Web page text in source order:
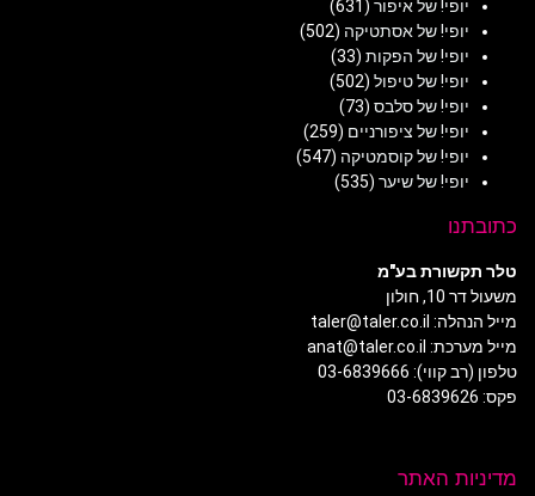
יופי! של איפור (631)
יופי! של אסתטיקה (502)
יופי! של הפקות (33)
יופי! של טיפול (502)
יופי! של סלבס (73)
יופי! של ציפורניים (259)
יופי! של קוסמטיקה (547)
יופי! של שיער (535)
כתובתנו
טלר תקשורת בע"מ
משעול דר 10, חולון
מייל הנהלה: taler@taler.co.il
מייל מערכת: anat@taler.co.il
טלפון (רב קווי): 03-6839666
פקס: 03-6839626
מדיניות האתר